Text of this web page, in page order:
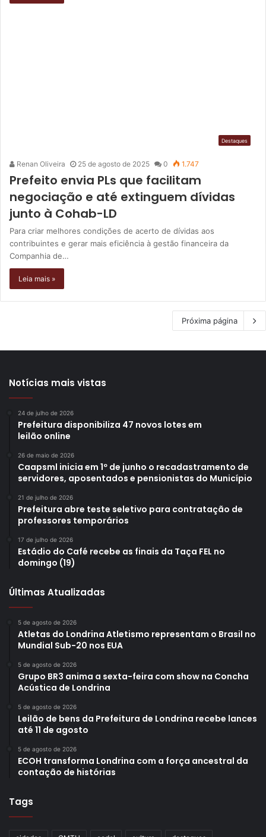
Destaques
Renan Oliveira 25 de agosto de 2025 0 1.747
Prefeito envia PLs que facilitam
negociação e até extinguem dívidas
junto à Cohab-LD
Para criar melhores condições de acerto de dívidas aos
contribuintes e gerar mais eficiência à gestão financeira da
Companhia de…
Leia mais »
Próxima página
Notícias mais vistas
24 de julho de 2026
Prefeitura disponibiliza 47 novos lotes em
leilão online
26 de maio de 2026
Caapsml inicia em 1º de junho o recadastramento de
servidores, aposentados e pensionistas do Município
21 de julho de 2026
Prefeitura abre teste seletivo para contratação de
professores temporários
17 de julho de 2026
Estádio do Café recebe as finais da Taça FEL no
domingo (19)
Últimas Atualizadas
5 de agosto de 2026
Atletas do Londrina Atletismo representam o Brasil no
Mundial Sub-20 nos EUA
5 de agosto de 2026
Grupo BR3 anima a sexta-feira com show na Concha
Acústica de Londrina
5 de agosto de 2026
Leilão de bens da Prefeitura de Londrina recebe lances
até 11 de agosto
5 de agosto de 2026
ECOH transforma Londrina com a força ancestral da
contação de histórias
Tags